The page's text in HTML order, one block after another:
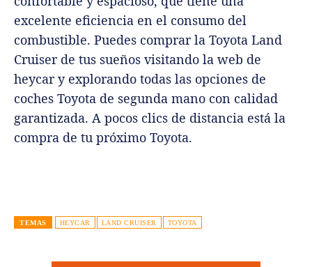
excelente eficiencia en el consumo del
combustible. Puedes comprar la Toyota Land
Cruiser de tus sueños visitando la web de
heycar y explorando todas las opciones de
coches Toyota de segunda mano con calidad
garantizada. A pocos clics de distancia está la
compra de tu próximo Toyota.
TEMAS HEYCAR LAND CRUISER TOYOTA